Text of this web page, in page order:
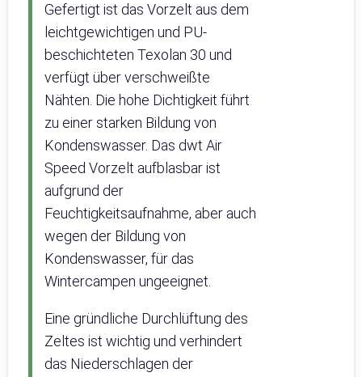
Gefertigt ist das Vorzelt aus dem
leichtgewichtigen und PU-
beschichteten Texolan 30 und
verfügt über verschweißte
Nähten. Die hohe Dichtigkeit führt
zu einer starken Bildung von
Kondenswasser. Das dwt Air
Speed Vorzelt aufblasbar ist
aufgrund der
Feuchtigkeitsaufnahme, aber auch
wegen der Bildung von
Kondenswasser, für das
Wintercampen ungeeignet.
Eine gründliche Durchlüftung des
Zeltes ist wichtig und verhindert
das Niederschlagen der